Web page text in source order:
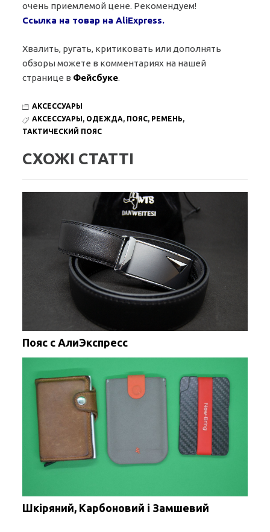
очень приемлемой цене. Рекомендуем!
Ссылка на товар на AliExpress.
Хвалить, ругать, критиковать или дополнять
обзоры можете в комментариях на нашей
странице в Фейсбуке.
АКСЕССУАРЫ
АКСЕССУАРЫ , ОДЕЖДА, ПОЯС, РЕМЕНЬ,
ТАКТИЧЕСКИЙ ПОЯС
СХОЖІ СТАТТІ
Пояс с АлиЭкспресс
Шкіряний, Карбоновий і Замшевий